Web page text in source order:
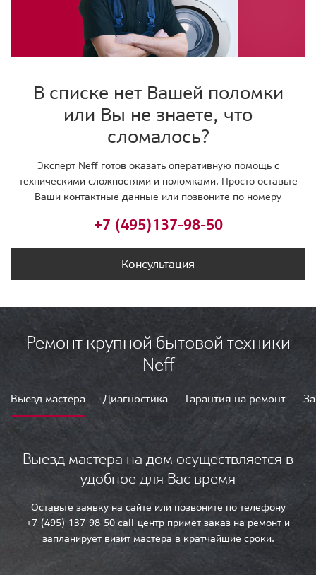
В списке нет Вашей поломки
или Вы не знаете, что
сломалось?
Эксперт Neff готов оказать оперативную помощь с
техническими сложностями и поломками. Просто оставьте
Ваши контактные данные или позвоните по номеру
+7 (495)137-98-50
Консультация
Ремонт крупной бытовой техники
Neff
Выезд мастера Диагностика Гарантия на ремонт
Выезд мастера на дом осуществляется в
удобное для Вас время
Оставьте заявку на сайте или позвоните по телефону
+7 (495) 137-98-50 call-центр примет заказ на ремонт и
запланирует визит мастера в кратчайшие сроки.